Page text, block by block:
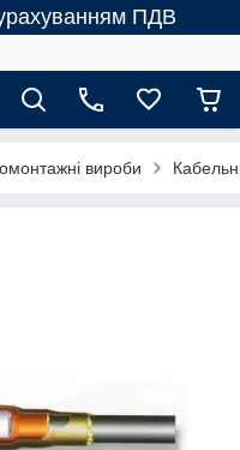
урахуванням ПДВ
вироби